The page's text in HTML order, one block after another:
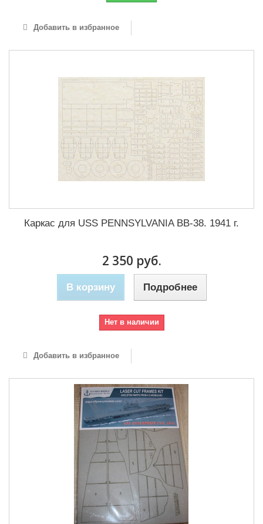
Добавить в избранное
Каркас для USS PENNSYLVANIA BB-38. 1941 г.
2 350 руб.
В корзину Подробнее
Нет в наличии
Добавить в избранное